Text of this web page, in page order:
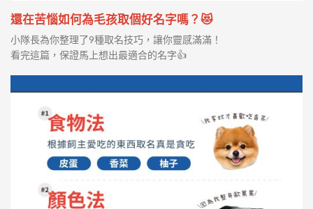
還在苦惱如何為毛孩取個好名字嗎？😻
小隊長為你整理了9種取名技巧，讓你靈感滿滿！
看完這篇，保證馬上想出最適合的名字👍